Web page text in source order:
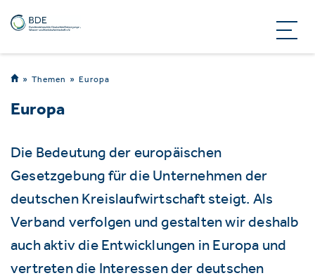
Themen Europa
Europa
Die Bedeutung der europäischen
Gesetzgebung für die Unternehmen der
deutschen Kreislaufwirtschaft steigt. Als
Verband verfolgen und gestalten wir deshalb
auch aktiv die Entwicklungen in Europa und
vertreten die Interessen der deutschen